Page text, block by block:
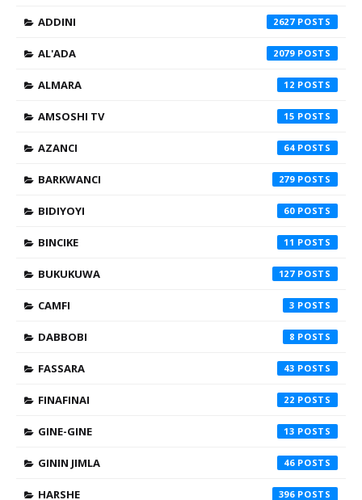
ADDINI 2627
AL'ADA 2079
ALMARA 12
AMSOSHI TV 15
AZANCI 64
BARKWANCI 279
BIDIYOYI 60
BINCIKE 11
BUKUKUWA 127
CAMFI 3
DABBOBI 8
FASSARA 43
FINAFINAI 22
GINE-GINE 13
GININ JIMLA 46
HARSHE 396